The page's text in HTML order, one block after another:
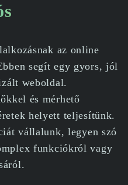
az online
segít egy gyors, jól
weboldal.
és mérhető
helyett teljesítünk.
vállalunk, legyen szó
funkciókról vagy